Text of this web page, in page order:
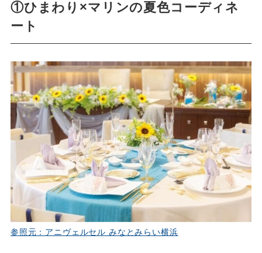
①ひまわり×マリンの夏色コーディネ
ート
参照元：アニヴェルセル みなとみらい横浜